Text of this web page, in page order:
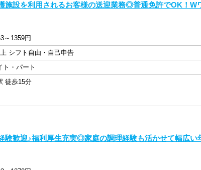
施設を利用されるお客様の送迎業務◎普通免許でOK！W
～1359円
シフト自由・自己申告
ト・パート
徒歩15分
験歓迎♪福利厚生充実◎家庭の調理経験も活かせて幅広い